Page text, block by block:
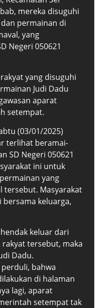
mereka disuguhi
permainan di
yang
Negeri 050621
yang disuguhi
Judi Dadu
aparat
setempat.
(03/01/2025)
terlihat beramai-
SD Negeri 050621
ini untuk
yang
tersebut. Masyarakat
keluarga,
keluar dari
tersebut, maka
Dadu.
bahwa
di halaman
lagi, aparat
setempat tak